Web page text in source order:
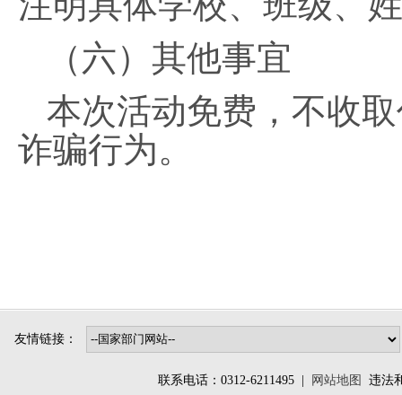
（六）其他事宜
本次活动免费，不收
诈骗行为。
友情链接：
联系电话：0312-6211495 | 网站地图
违法